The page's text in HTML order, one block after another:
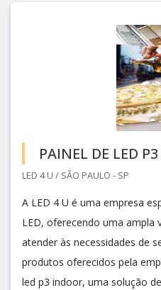
PAINEL DE LED
LED 4 U / SÃO PAULO - SP
A LED 4 U é uma empresa
LED, oferecendo uma ampla
atender às necessidades de
produtos oferecidos pela
led p3 indoor, uma solução